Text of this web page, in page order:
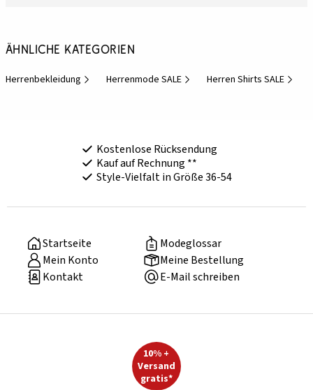
Ähnliche Kategorien
Herrenbekleidung Herrenmode SALE Herren Shirts SALE
Kostenlose Rücksendung
Kauf auf Rechnung **
Style-Vielfalt in Größe 36-54
Startseite
Modeglossar
Mein Konto
Meine Bestellung
Kontakt
E-Mail schreiben
10% +
Versand
gratis*